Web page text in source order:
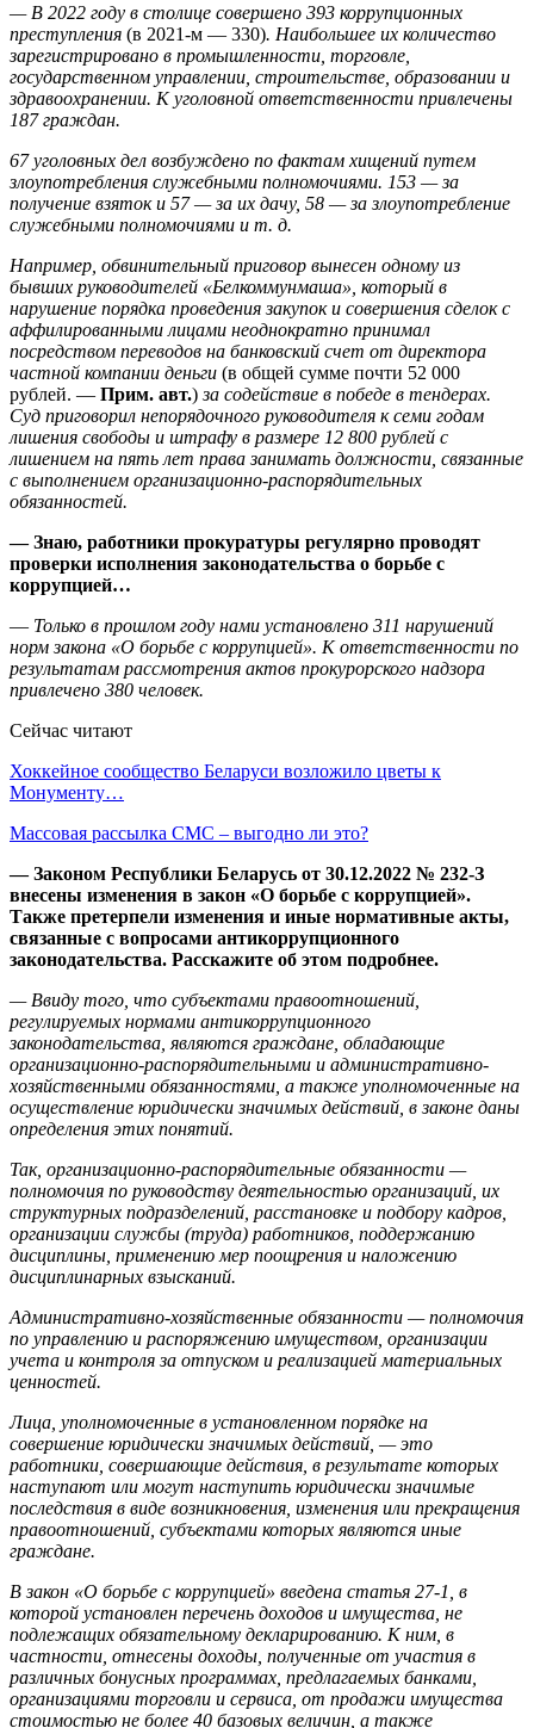
— В 2022 году в столице совершено 393 коррупционных
преступления (в 2021-м — 330). Наибольшее их количество
зарегистрировано в промышленности, торговле,
государственном управлении, строительстве, образовании и
здравоохранении. К уголовной ответственности привлечены
187 граждан.
67 уголовных дел возбуждено по фактам хищений путем
злоупотребления служебными полномочиями. 153 — за
получение взяток и 57 — за их дачу, 58 — за злоупотребление
служебными полномочиями и т. д.
Например, обвинительный приговор вынесен одному из
бывших руководителей «Белкоммунмаша», который в
нарушение порядка проведения закупок и совершения сделок с
аффилированными лицами неоднократно принимал
посредством переводов на банковский счет от директора
частной компании деньги (в общей сумме почти 52 000
рублей. — Прим. авт.)за содействие в победе в тендерах.
Суд приговорил непорядочного руководителя к семи годам
лишения свободы и штрафу в размере 12 800 рублей с
лишением на пять лет права занимать должности, связанные
с выполнением организационно-распорядительных
обязанностей.
— Знаю, работники прокуратуры регулярно проводят
проверки исполнения законодательства о борьбе с
коррупцией…
— Только в прошлом году нами установлено 311 нарушений
норм закона «О борьбе с коррупцией». К ответственности по
результатам рассмотрения актов прокурорского надзора
привлечено 380 человек.
Сейчас читают
Хоккейное сообщество Беларуси возложило цветы к
Монументу…
Массовая рассылка СМС – выгодно ли это?
— Законом Республики Беларусь от 30.12.2022 № 232-З
внесены изменения в закон «О борьбе с коррупцией».
Также претерпели изменения и иные нормативные акты,
связанные с вопросами антикоррупционного
законодательства. Расскажите об этом подробнее.
— Ввиду того, что субъектами правоотношений,
регулируемых нормами антикоррупционного
законодательства, являются граждане, обладающие
организационно-распорядительными и административно-
хозяйственными обязанностями, а также уполномоченные на
осуществление юридически значимых действий, в законе даны
определения этих понятий.
Так, организационно-распорядительные обязанности —
полномочия по руководству деятельностью организаций, их
структурных подразделений, расстановке и подбору кадров,
организации службы (труда) работников, поддержанию
дисциплины, применению мер поощрения и наложению
дисциплинарных взысканий.
Административно-хозяйственные обязанности — полномочия
по управлению и распоряжению имуществом, организации
учета и контроля за отпуском и реализацией материальных
ценностей.
Лица, уполномоченные в установленном порядке на
совершение юридически значимых действий, — это
работники, совершающие действия, в результате которых
наступают или могут наступить юридически значимые
последствия в виде возникновения, изменения или прекращения
правоотношений, субъектами которых являются иные
граждане.
В закон «О борьбе с коррупцией» введена статья 27-1, в
которой установлен перечень доходов и имущества, не
подлежащих обязательному декларированию. К ним, в
частности, отнесены доходы, полученные от участия в
различных бонусных программах, предлагаемых банками,
организациями торговли и сервиса, от продажи имущества
стоимостью не более 40 базовых величин, а также